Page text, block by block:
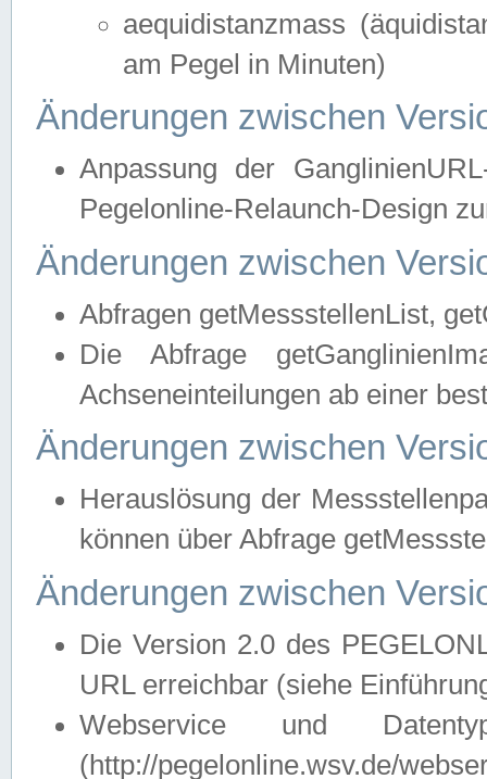
aequidistanzmass
am Pegel in Minuten)
Änderungen zwischen
Anpassung der
Pegelonline-Relaunch-Design
Änderungen zwischen
Abfragen getMessstellenList,
Die Abfrage
Achseneinteilungen ab einer
Änderungen zwischen
Herauslösung der
können über Abfrage
Änderungen zwischen
Die Version 2.0 des
URL erreichbar (siehe
Webservice und
(http://pegelonline.wsv.de/